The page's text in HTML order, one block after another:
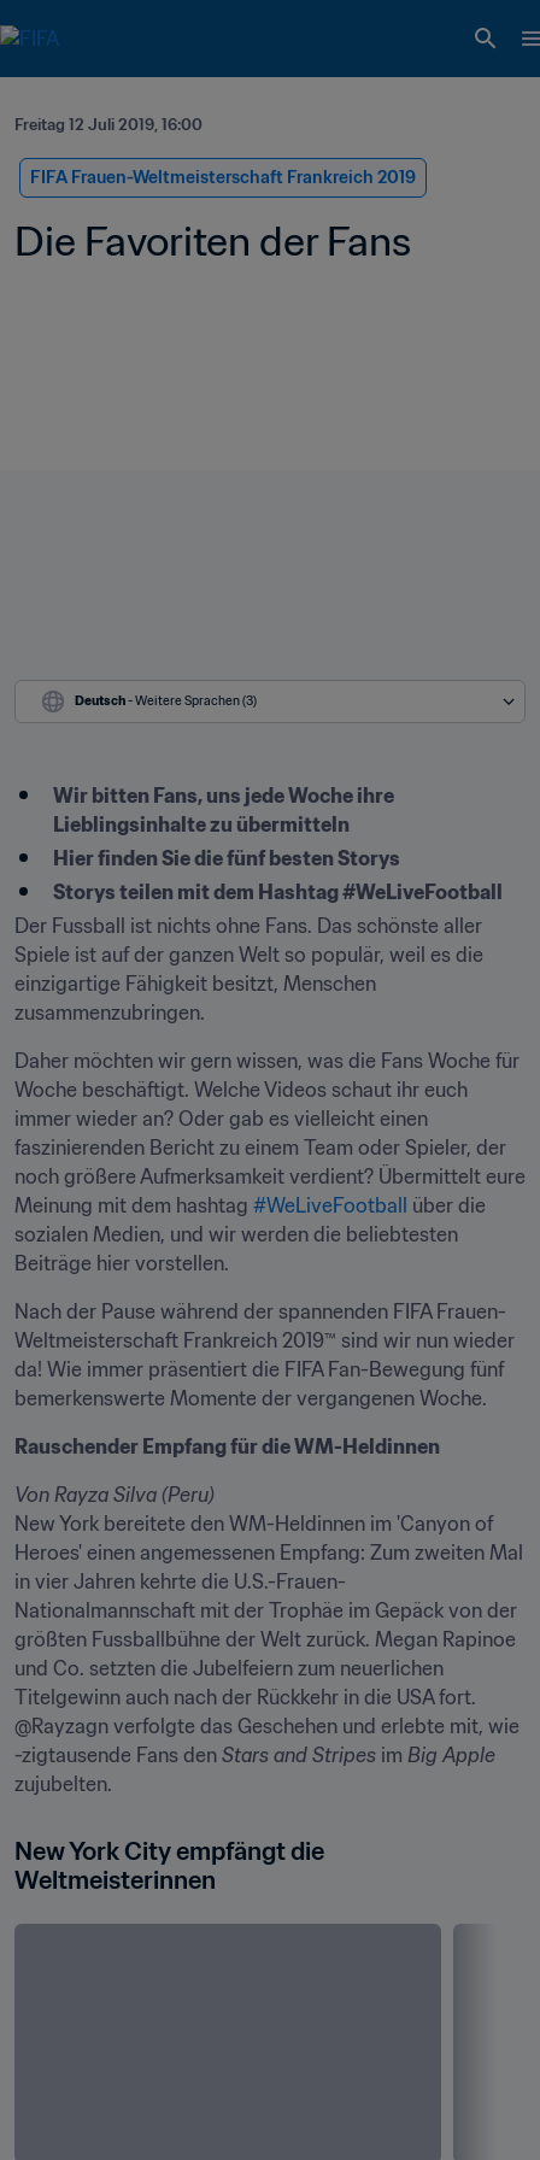
Freitag 12 Juli 2019, 16:00
FIFA Frauen-Weltmeisterschaft Frankreich 2019
Die Favoriten der Fans
Deutsch - Weitere Sprachen (3)
Wir bitten Fans, uns jede Woche ihre
Lieblingsinhalte zu übermitteln
Hier finden Sie die fünf besten Storys
Storys teilen mit dem Hashtag #WeLiveFootball
Der Fussball ist nichts ohne Fans. Das schönste aller
Spiele ist auf der ganzen Welt so populär, weil es die
einzigartige Fähigkeit besitzt, Menschen
zusammenzubringen.
Daher möchten wir gern wissen, was die Fans Woche für
Woche beschäftigt. Welche Videos schaut ihr euch
immer wieder an? Oder gab es vielleicht einen
faszinierenden Bericht zu einem Team oder Spieler, der
noch größere Aufmerksamkeit verdient? Übermittelt eure
Meinung mit dem hashtag #WeLiveFootball
über die
sozialen Medien, und wir werden die beliebtesten
Beiträge hier vorstellen.
Nach der Pause während der spannenden FIFA Frauen-
Weltmeisterschaft Frankreich 2019™ sind wir nun wieder
da! Wie immer präsentiert die FIFA Fan-Bewegung fünf
bemerkenswerte Momente der vergangenen Woche.
Rauschender Empfang für die WM-Heldinnen
Von Rayza Silva (Peru)
New York bereitete den WM-Heldinnen im 'Canyon of
Heroes' einen angemessenen Empfang: Zum zweiten Mal
in vier Jahren kehrte die U.S.-Frauen-
Nationalmannschaft mit der Trophäe im Gepäck von der
größten Fussballbühne der Welt zurück. Megan Rapinoe
und Co. setzten die Jubelfeiern zum neuerlichen
Titelgewinn auch nach der Rückkehr in die USA fort.
@Rayzagn verfolgte das Geschehen und erlebte mit, wie
-zigtausende Fans den Stars and Stripes im Big Apple
zujubelten.
New York City empfängt die
Weltmeisterinnen